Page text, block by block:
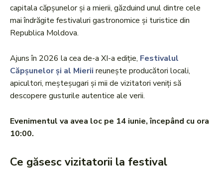
capitala căpșunelor și a mierii, găzduind unul dintre cele
mai îndrăgite festivaluri gastronomice și turistice din
Republica Moldova.
Ajuns în 2026 la cea de-a XI-a ediție, Festivalul
Căpșunelor și al Mierii reunește producători locali,
apicultori, meșteșugari și mii de vizitatori veniți să
descopere gusturile autentice ale verii.
Evenimentul va avea loc pe 14 iunie, începând cu ora
10:00.
Ce găsesc vizitatorii la festival